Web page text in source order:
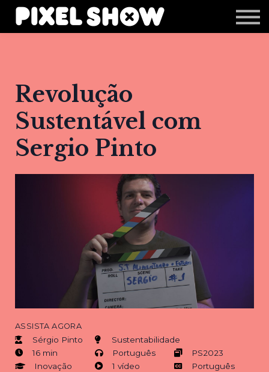
Shop
Revista Zupi
Revolução
Sustentável com
Sergio Pinto
ASSISTA AGORA
Sérgio Pinto
Sustentabilidade
16 min
Português
PS2023
Inovação
1 vídeo
Português